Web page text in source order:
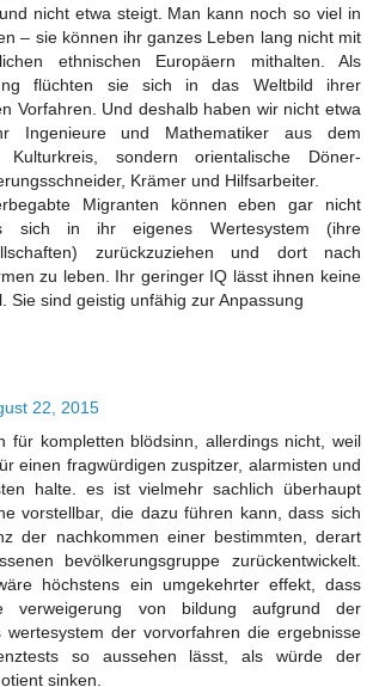
nicht etwa steigt. Man kann noch so viel in
– sie können ihr ganzes Leben lang nicht mit
ethnischen Europäern mithalten. Als
flüchten sie sich in das Weltbild ihrer
Vorfahren. Und deshalb haben wir nicht etwa
Ingenieure und Mathematiker aus dem
Kulturkreis, sondern orientalische Döner-
Krämer und Hilfsarbeiter.
Migranten können eben gar nicht
sich in ihr eigenes Wertesystem (ihre
zurückzuziehen und dort nach
zu leben. Ihr geringer IQ lässt ihnen keine
Sie sind geistig unfähig zur Anpassung
22, 2015
für kompletten blödsinn, allerdings nicht, weil
einen fragwürdigen zuspitzer, alarmisten und
halte. es ist vielmehr sachlich überhaupt
vorstellbar, die dazu führen kann, dass sich
der nachkommen einer bestimmten, derart
bevölkerungsgruppe zurückentwickelt.
höchstens ein umgekehrter effekt, dass
verweigerung von bildung aufgrund der
wertesystem der vorvorfahren die ergebnisse
so aussehen lässt, als würde der
sinken.